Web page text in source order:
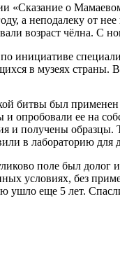
«Сказание о
а неподалеку от
возраст чёлна. С
инициативе
в музеях страны.
битвы был
и опробовали ее на
и получены
в лабораторию
поле был
условиях, без
ушло еще 5 лет.